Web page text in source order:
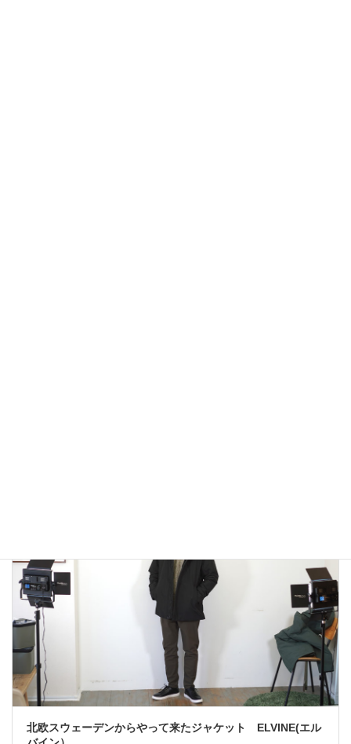
北欧スウェーデンからやって来たジャケット ELVINE(エル